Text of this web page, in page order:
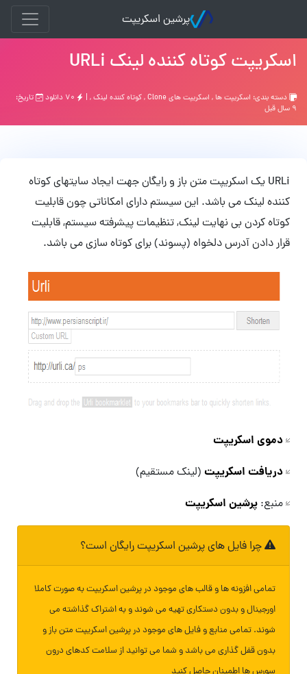
پرشین اسکریپت
اسکریپت کوتاه کننده لینک URLi
دسته بندی: اسکریپت ها, اسکریپت های Clone ,کوتاه کننده لینک, |
تاریخ:
۹ سال قبل
URLi یک اسکریپت متن باز و رایگان جهت ایجاد سایتهای کوتاه
کننده لینک می باشد. این سیستم دارای امکاناتی چون قابلیت
کوتاه کردن بی نهایت لینک, تنظیمات پیشرفته سیستم, قابلیت
قرار دادن آدرس دلخواه (پسوند) برای کوتاه سازی می باشد.
دموی اسکریپت
دریافت اسکریپت (لینک مستقیم)
منبع: پرشین اسکریپت
چرا فایل های پرشین اسکریپت رایگان است؟
تمامی افزونه ها و قالب های موجود در پرشین اسکریپت به صورت کاملا
اورجینال و بدون دستکاری تهیه می شوند و به اشتراک گذاشته می
شوند. تمامی منابع و فایل های موجود در پرشین اسکریپت متن باز و
بدون قفل گذاری می باشد و شما می توانید از سلامت کدهای درون